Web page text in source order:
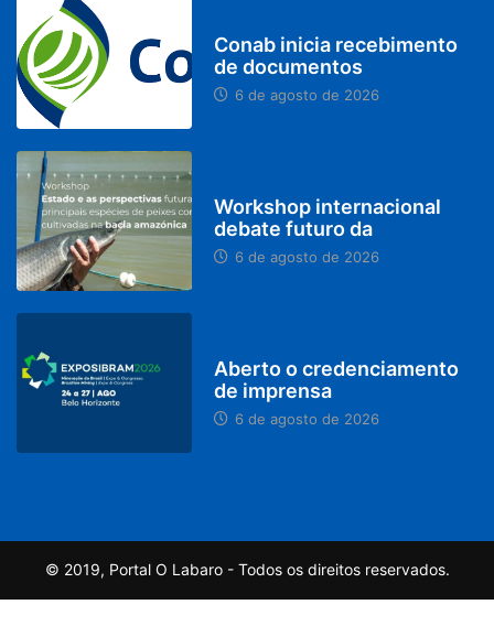
Conab inicia recebimento
de documentos
6 de agosto de 2026
Workshop internacional
debate futuro da
6 de agosto de 2026
Aberto o credenciamento
de imprensa
6 de agosto de 2026
© 2019, Portal O Labaro - Todos os direitos reservados.